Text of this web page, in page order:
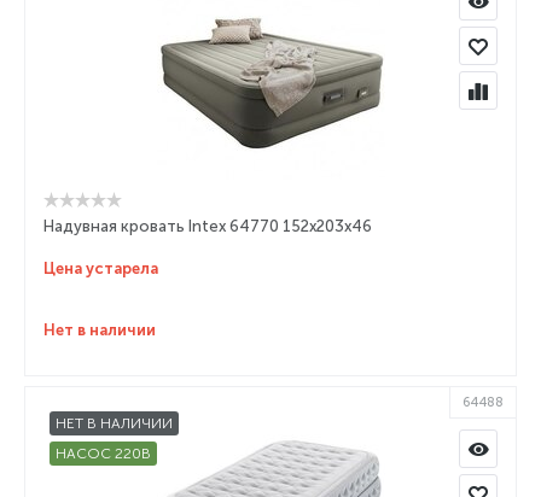
Надувная кровать Intex 64770 152x203x46
Цена устарела
Нет в наличии
НЕТ В НАЛИЧИИ
НАСОС 220В
64488